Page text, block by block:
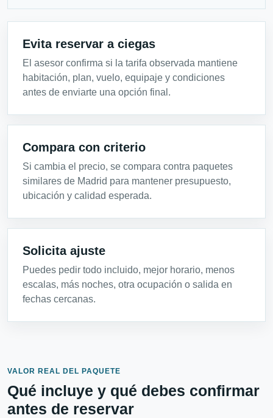
Evita reservar a ciegas
El asesor confirma si la tarifa observada mantiene
habitación, plan, vuelo, equipaje y condiciones
antes de enviarte una opción final.
Compara con criterio
Si cambia el precio, se compara contra paquetes
similares de Madrid para mantener presupuesto,
ubicación y calidad esperada.
Solicita ajuste
Puedes pedir todo incluido, mejor horario, menos
escalas, más noches, otra ocupación o salida en
fechas cercanas.
VALOR REAL DEL PAQUETE
Qué incluye y qué debes confirmar
antes de reservar